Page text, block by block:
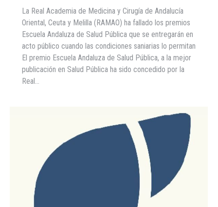
La Real Academia de Medicina y Cirugía de Andalucía
Oriental, Ceuta y Melilla (RAMAO) ha fallado los premios
Escuela Andaluza de Salud Pública que se entregarán en
acto público cuando las condiciones saniarias lo permitan
El premio Escuela Andaluza de Salud Pública, a la mejor
publicación en Salud Pública ha sido concedido por la
Real…